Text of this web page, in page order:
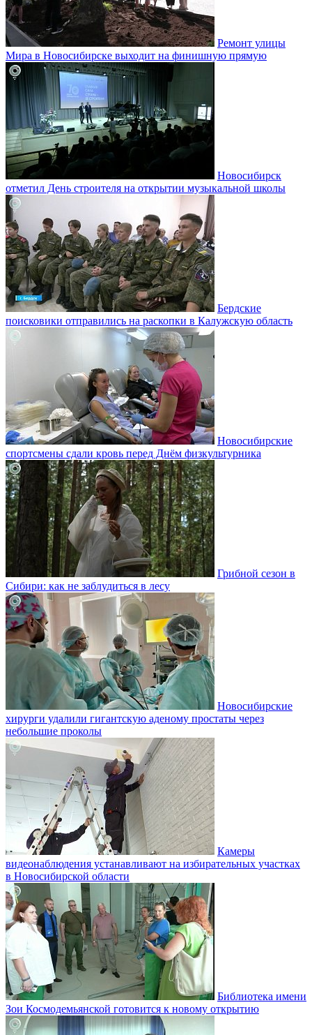
Ремонт улицы
Мира в Новосибирске выходит на финишную прямую
Новосибирск
отметил День строителя на открытии музыкальной школы
Бердские
поисковики отправились на раскопки в Калужскую область
Новосибирские
спортсмены сдали кровь перед Днём физкультурника
Грибной сезон в
Сибири: как не заблудиться в лесу
Новосибирские
хирурги удалили гигантскую аденому простаты через
небольшие проколы
Камеры
видеонаблюдения устанавливают на избирательных участках
в Новосибирской области
Библиотека имени
Зои Космодемьянской готовится к новому открытию